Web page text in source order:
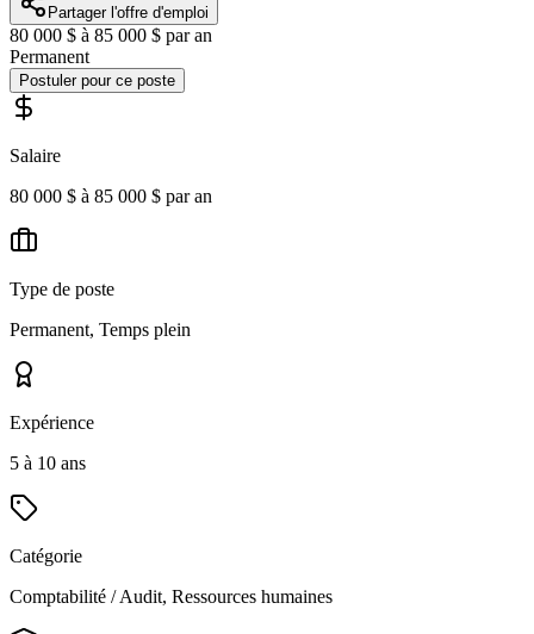
Partager l'offre d'emploi
80 000 $ à 85 000 $ par an
Permanent
Postuler pour ce poste
Salaire
80 000 $ à 85 000 $ par an
Type de poste
Permanent, Temps plein
Expérience
5 à 10 ans
Catégorie
Comptabilité / Audit, Ressources humaines